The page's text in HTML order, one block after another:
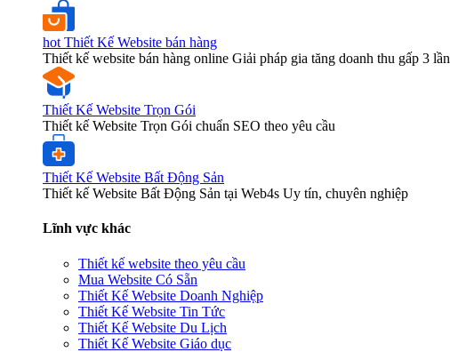
hot Thiết Kế Website bán hàng
Thiết kế website bán hàng online Giải pháp gia tăng doanh thu gấp 3 lần
Thiết Kế Website Trọn Gói
Thiết kế Website Trọn Gói chuẩn SEO theo yêu cầu
Thiết Kế Website Bất Động Sản
Thiết kế Website Bất Động Sản tại Web4s Uy tín, chuyên nghiệp
Lĩnh vực khác
Thiết kế website theo yêu cầu
Mua Website Có Sẵn
Thiết Kế Website Doanh Nghiệp
Thiết Kế Website Tin Tức
Thiết Kế Website Du Lịch
Thiết Kế Website Giáo dục